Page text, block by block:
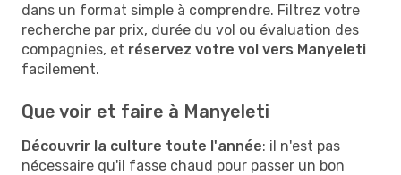
dans un format simple à comprendre. Filtrez votre
recherche par prix, durée du vol ou évaluation des
compagnies, et réservez votre vol vers Manyeleti
facilement.
Que voir et faire à Manyeleti
Découvrir la culture toute l'année: il n'est pas
nécessaire qu'il fasse chaud pour passer un bon